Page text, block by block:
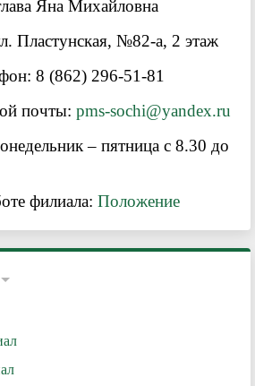
Яна Михайловна
Пластунская, №82-а, 2 этаж
8 (862) 296-51-81
почты: pms-sochi@yandex.ru
– пятница с 8.30 до
филиала: Положение